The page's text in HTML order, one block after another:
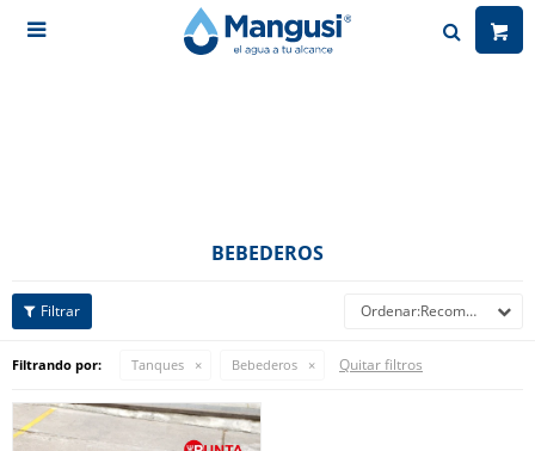

BEBEDEROS
Recomendados
Filtrando por: Tanques Bebederos Quitar filtros